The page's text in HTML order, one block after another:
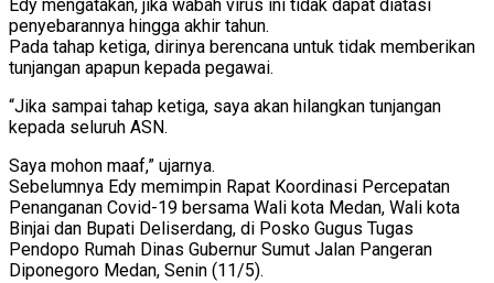
Edy mengatakan, jika wabah virus ini tidak dapat diatasi
penyebarannya hingga akhir tahun.
Pada tahap ketiga, dirinya berencana untuk tidak memberikan
tunjangan apapun kepada pegawai.
“Jika sampai tahap ketiga, saya akan hilangkan tunjangan
kepada seluruh ASN.
Saya mohon maaf,” ujarnya.
Sebelumnya Edy memimpin Rapat Koordinasi Percepatan
Penanganan Covid-19 bersama Wali kota Medan, Wali kota
Binjai dan Bupati Deliserdang, di Posko Gugus Tugas
Pendopo Rumah Dinas Gubernur Sumut Jalan Pangeran
Diponegoro Medan, Senin (11/5).